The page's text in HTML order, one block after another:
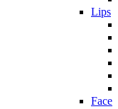
Lips
Face